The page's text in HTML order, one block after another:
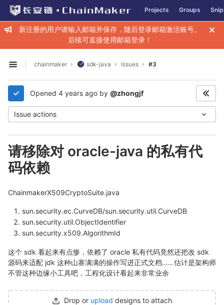
Skip to content
GitLab Projects Groups
新注册的用户请输入邮箱并保存，随后登录邮箱激活账号。
后续可直接使用邮箱登录！
Open sidebar
chainmaker sdk-java Issues #3
Opened 4 years ago by @zhongjf
Issue actions
请移除对 oracle-java 的私有代
码依赖
ChainmakerX509CryptoSuite.java
sun.security.ec.CurveDB/sun.security.util.CurveDB
sun.security.util.ObjectIdentifier
sun.security.x509.AlgorithmId
这个 sdk 看起来有点惨，依赖了 oracle 私有代码竟然还把改 sdk
源码来适配 jdk 这种山寨满满的操作写进正式文档……估计是架构师
不管这种边缘小工具吧，工程化设计看起来非常业余
Drop or upload designs to attach